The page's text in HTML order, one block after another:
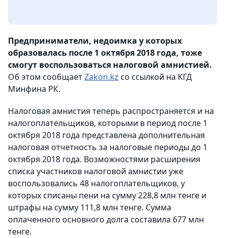
Предприниматели, недоимка у которых
образовалась после 1 октября 2018 года, тоже
смогут воспользоваться налоговой амнистией.
Об этом сообщаетZakon.kz со ссылкой на КГД
Минфина РК.
Налоговая амнистия теперь распространяется и на
налогоплательщиков, которыми в период после 1
октября 2018 года представлена дополнительная
налоговая отчетность за налоговые периоды до 1
октября 2018 года. Возможностями расширения
списка участников налоговой амнистии уже
воспользовались 48 налогоплательщиков, у
которых списаны пени на сумму 228,8 млн тенге и
штрафы на сумму 111,8 млн тенге. Сумма
оплаченного основного долга составила 677 млн
тенге.